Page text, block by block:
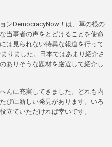
ンDemocracyNow！は、草の根の
当事者の声をとどけることを使命
は見られない特異な報道を行って
りました。日本ではあまり紹介さ
ありそうな題材を厳選して紹介し
んに充実してきました。どれも内
びに新しい発見があります。いろ
立ていただければ幸いです。